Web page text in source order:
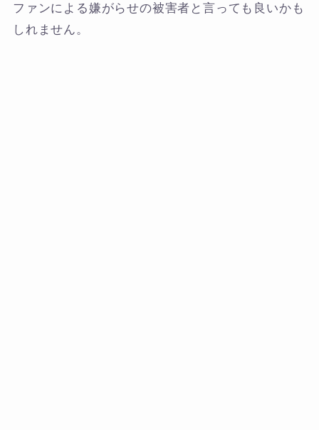
ファンによる嫌がらせの被害者と言っても良いかも
しれません。